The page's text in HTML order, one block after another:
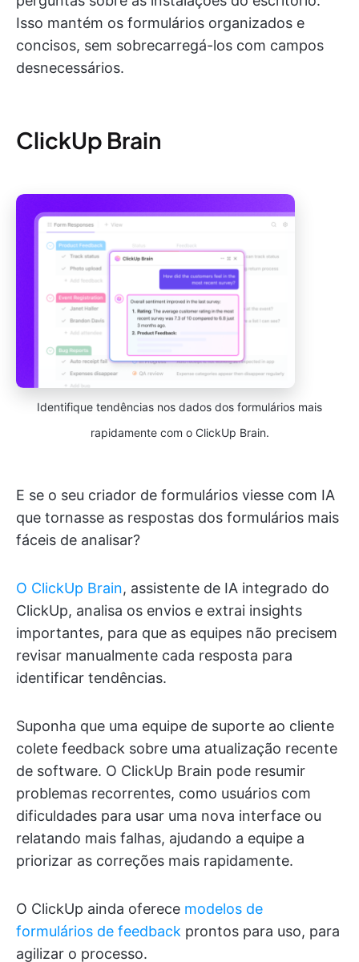
Isso mantém os formulários organizados e
concisos, sem sobrecarregá-los com campos
desnecessários.
ClickUp Brain
Identifique tendências nos dados dos formulários mais
rapidamente com o ClickUp Brain.
E se o seu criador de formulários viesse com IA
que tornasse as respostas dos formulários mais
fáceis de analisar?
O ClickUp Brain, assistente de IA integrado do
ClickUp, analisa os envios e extrai insights
importantes, para que as equipes não precisem
revisar manualmente cada resposta para
identificar tendências.
Suponha que uma equipe de suporte ao cliente
colete feedback sobre uma atualização recente
de software. O ClickUp Brain pode resumir
problemas recorrentes, como usuários com
dificuldades para usar uma nova interface ou
relatando mais falhas, ajudando a equipe a
priorizar as correções mais rapidamente.
O ClickUp ainda oferece modelos de
formulários de feedback prontos para uso, para
agilizar o processo.